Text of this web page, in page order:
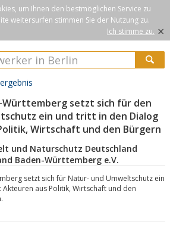
um Ihnen den bestmöglichen Service zu
weitersurfen stimmen Sie der Nutzung zu.
Ich stimme zu. ×
Württemberg setzt sich für den
ein und tritt in den Dialog
Wirtschaft und den Bürgern
und Naturschutz Deutschland
Baden-Württemberg e.V.
setzt sich für Natur- und Umweltschutz ein
aus Politik, Wirtschaft und den